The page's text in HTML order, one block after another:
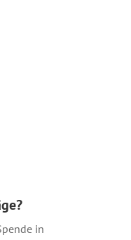
in